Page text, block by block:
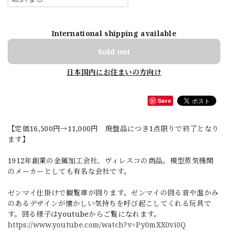
International shipping available
Sold out
日本国内にお住まいの方向け
Save
【定価16,500円→11,000円 廃盤品につき1点限りで終了となり
ます】
1912年創業の金属加工会社、ヴィレスコの商品。模型蒸気機関
のメーカーとしても有名な会社です。
ゼンマイ仕掛けで観覧車が回ります。ゼンマイの回る音や温かみ
のあるデザインが懐かしい気持ちを呼び起こしてくれる玩具で
す。回る様子はyoutubeからご覧になれます。
https://www.youtube.com/watch?v=Py0mXX0vi0Q